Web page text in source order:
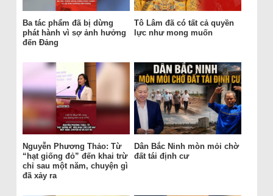
Ba tác phẩm đã bị dừng
phát hành vì sợ ảnh hưởng
đến Đảng
Tô Lâm đã có tất cả quyền
lực như mong muốn
Nguyễn Phương Thảo: Từ
“hạt giống đỏ” đến khai trừ
chỉ sau một năm, chuyện gì
đã xảy ra
Dân Bắc Ninh mòn mỏi chờ
đất tái định cư